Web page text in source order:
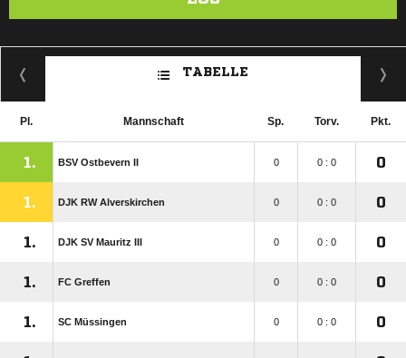
TABELLE
Pl. Mannschaft Sp. Torv. Pkt.
1. BSV Ostbevern II 0 0 : 0 0
1. DJK RW Alverskirchen 0 0 : 0 0
1. DJK SV Mauritz III 0 0 : 0 0
1. FC Greffen 0 0 : 0 0
1. SC Müssingen 0 0 : 0 0